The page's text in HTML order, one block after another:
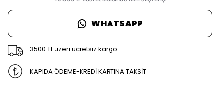
WHATSAPP
3500 TL üzeri ücretsiz kargo
KAPIDA ÖDEME-KREDİ KARTINA TAKSİT